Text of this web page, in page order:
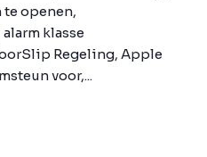
te openen,
klasse
Regeling, Apple
voor,...